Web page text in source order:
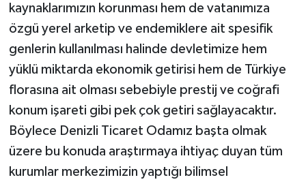
kaynaklarımızın korunması hem de vatanımıza
özgü yerel arketip ve endemiklere ait spesifik
genlerin kullanılması halinde devletimize hem
yüklü miktarda ekonomik getirisi hem de Türkiye
florasına ait olması sebebiyle prestij ve coğrafi
konum işareti gibi pek çok getiri sağlayacaktır.
Böylece Denizli Ticaret Odamız başta olmak
üzere bu konuda araştırmaya ihtiyaç duyan tüm
kurumlar merkezimizin yaptığı bilimsel